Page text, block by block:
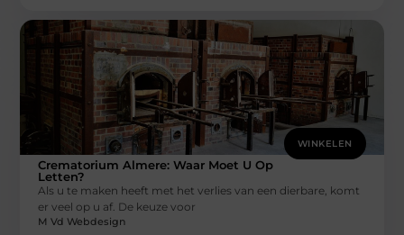
WINKELEN
Crematorium Almere: Waar Moet U Op
Letten?
Als u te maken heeft met het verlies van een dierbare, komt
er veel op u af. De keuze voor
M Vd Webdesign